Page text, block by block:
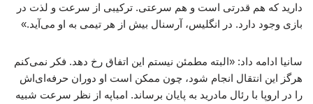
دارید که هم قدرتی است و هم سرعتی. ترکیبی از سرعت و لذت در
بازی وجود دارد. در انگلیس، آرسنال بیش از هر تیمی به او می‌آید.»
سانیا ادامه داد: «البته مطمئن نیستم این اتفاق رخ دهد. فکر نمی‌کنم
هرگز این انتقال انجام شود، چون ممکن است او دوران حرفه‌ای‌اش
را در اروپا با رئال مادرید به پایان برساند. امباپه از نظر سرعت شبیه